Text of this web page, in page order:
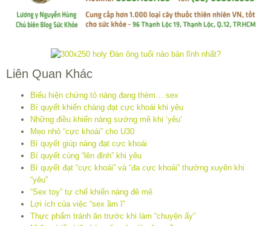
Liên Quan Khác
Biểu hiện chứng tỏ nàng đang thèm… sex
Bí quyết khiến chàng đạt cực khoái khi yêu
Những điều khiến nàng sướng mê khi ‘yêu’
Mẹo nhỏ “cực khoái” cho U30
Bí quyết giúp nàng đạt cực khoái
Bí quyết cùng “lên đỉnh” khi yêu
Bí quyết đạt “cực khoái” và “đa cực khoái” thường xuyên khi
“yêu”
“Sex toy” tự chế khiến nàng đê mê
Lợi ích của việc “sex ầm ĩ”
Thực phẩm tránh ăn trước khi làm “chuyện ấy”